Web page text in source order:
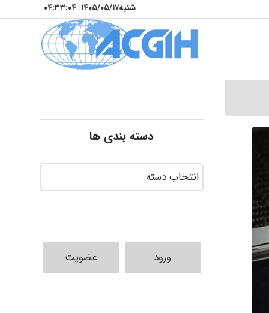
شنبه۱۴۰۵/۰۵/۱۷| ۰۴:۳۳:۰۶
دسته بندی ها
ورود عضویت